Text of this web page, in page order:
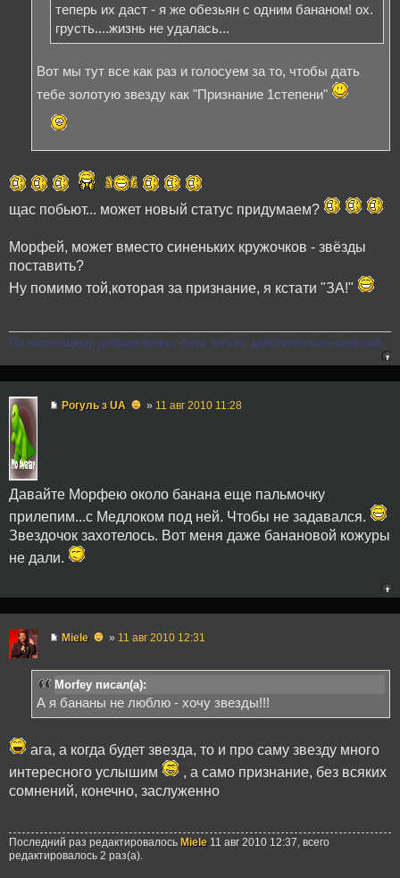
теперь их даст - я же обезьян с одним бананом! ох.
грусть....жизнь не удалась...
Вот мы тут все как раз и голосуем за то, чтобы дать
тебе золотую звезду как "Признание 1степени"
щас побьют... может новый статус придумаем?
Морфей, может вместо синеньких кружочков - звёзды
поставить?
Ну помимо той,которая за признание, я кстати "ЗА!"
По-настоящему добрым может быть только действительно сильный.
Рогуль з UA ☻ » 11 авг 2010 11:28
Давайте Морфею около банана еще пальмочку
прилепим...с Медлоком под ней. Чтобы не задавался.
Звездочок захотелось. Вот меня даже банановой кожуры
не дали.
Miele ☻ » 11 авг 2010 12:31
Morfey писал(а):
А я бананы не люблю - хочу звезды!!!
ага, а когда будет звезда, то и про саму звезду много
интересного услышим
, а само признание, без всяких
сомнений, конечно, заслуженно
Последний раз редактировалось Miele 11 авг 2010 12:37, всего
редактировалось 2 раз(а).